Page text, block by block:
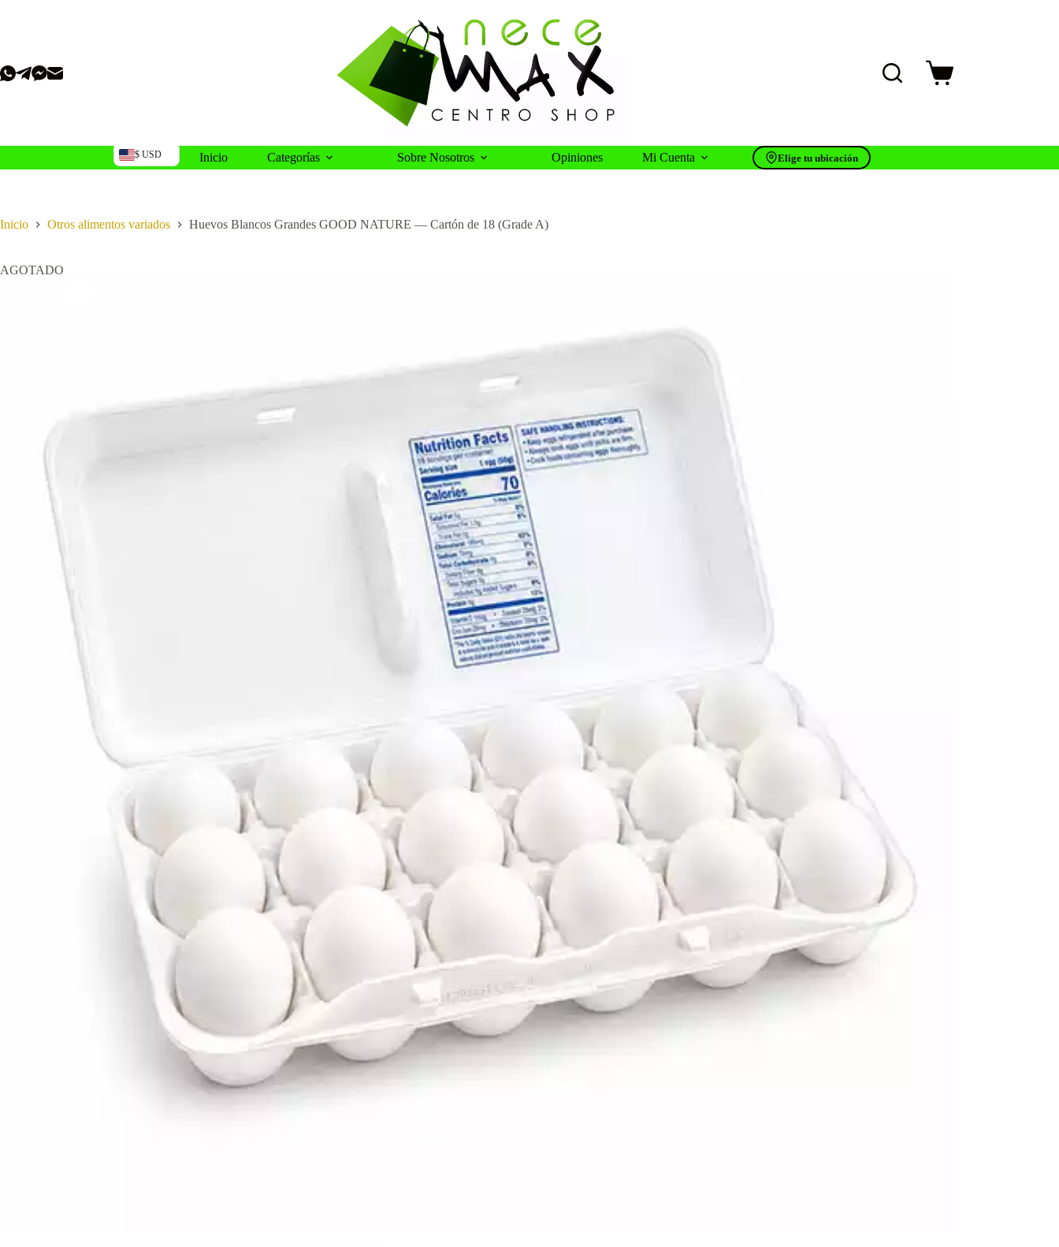
Carro
$ USD Inicio Categorías Sobre Nosotros Opiniones Mi Cuenta Elige tu ubicación
Inicio Otros alimentos variados Huevos Blancos Grandes GOOD NATURE — Cartón de 18 (Grade A)
AGOTADO